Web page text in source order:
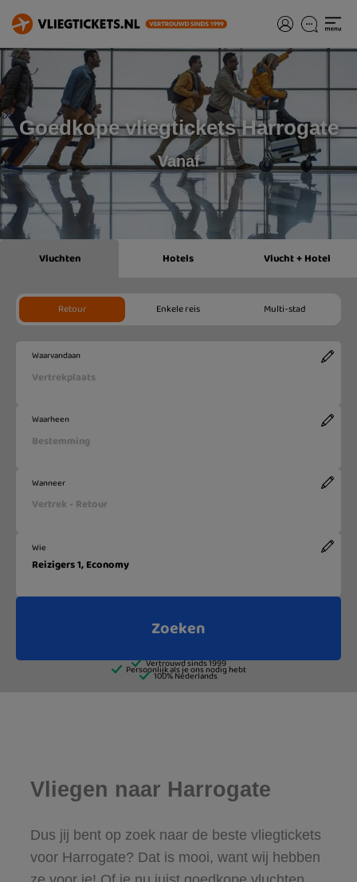
Goedkope vliegtickets Harrogate
Vanaf
Vliegen naar Harrogate
Dus jij bent op zoek naar de beste vliegtickets
voor Harrogate? Dat is mooi, want wij hebben